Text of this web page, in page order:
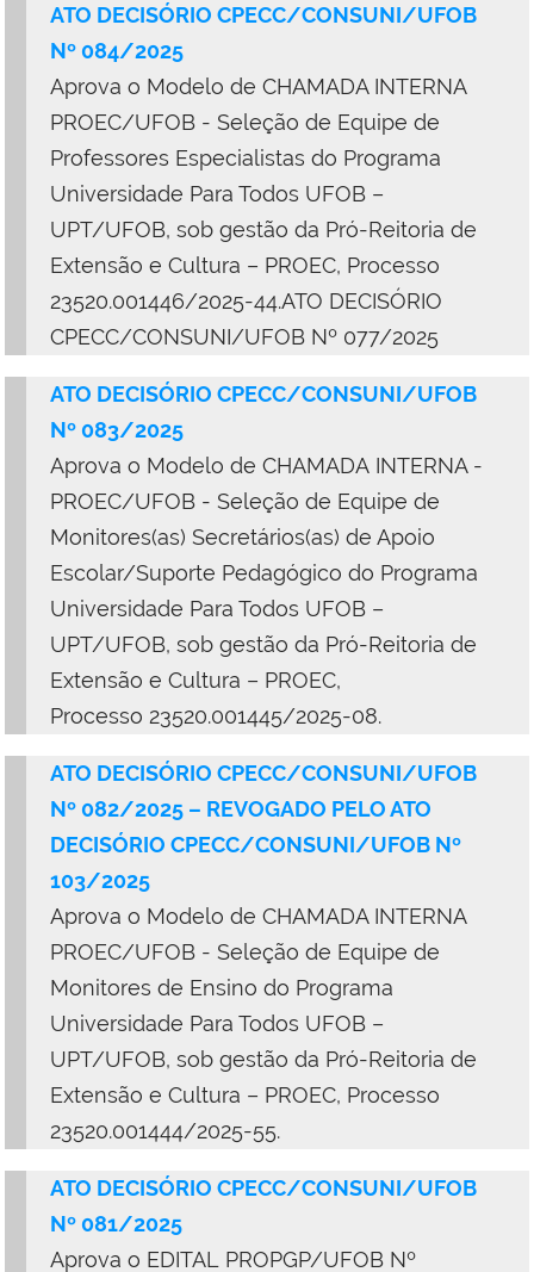
ATO DECISÓRIO CPECC/CONSUNI/UFOB
Nº 084/2025
Aprova o Modelo de CHAMADA INTERNA
PROEC/UFOB - Seleção de Equipe de
Professores Especialistas do Programa
Universidade Para Todos UFOB –
UPT/UFOB, sob gestão da Pró-Reitoria de
Extensão e Cultura – PROEC, Processo
23520.001446/2025-44.ATO DECISÓRIO
CPECC/CONSUNI/UFOB Nº 077/2025
ATO DECISÓRIO CPECC/CONSUNI/UFOB
Nº 083/2025
Aprova o Modelo de CHAMADA INTERNA -
PROEC/UFOB - Seleção de Equipe de
Monitores(as) Secretários(as) de Apoio
Escolar/Suporte Pedagógico do Programa
Universidade Para Todos UFOB –
UPT/UFOB, sob gestão da Pró-Reitoria de
Extensão e Cultura – PROEC,
Processo 23520.001445/2025-08.
ATO DECISÓRIO CPECC/CONSUNI/UFOB
Nº 082/2025 – REVOGADO PELO ATO
DECISÓRIO CPECC/CONSUNI/UFOB Nº
103/2025
Aprova o Modelo de CHAMADA INTERNA
PROEC/UFOB - Seleção de Equipe de
Monitores de Ensino do Programa
Universidade Para Todos UFOB –
UPT/UFOB, sob gestão da Pró-Reitoria de
Extensão e Cultura – PROEC, Processo
23520.001444/2025-55.
ATO DECISÓRIO CPECC/CONSUNI/UFOB
Nº 081/2025
Aprova o EDITAL PROPGP/UFOB Nº